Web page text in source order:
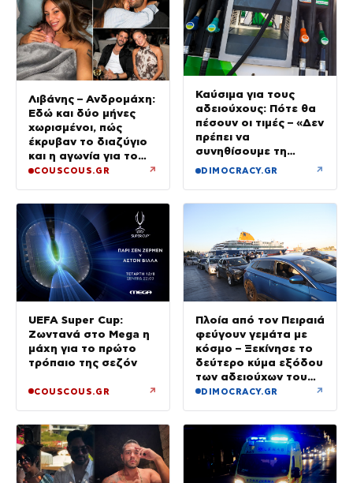
Λιβάνης – Ανδρομάχη:
Εδώ και δύο μήνες
χωρισμένοι, πώς
έκρυβαν το διαζύγιο
και η αγωνία για το
παιδί
COUSCOUS.GR ↗
Καύσιμα για τους
αδειούχους: Πότε θα
πέσουν οι τιμές – «Δεν
πρέπει να
συνηθίσουμε τη
βενζίνη στα 2 ευρώ»
DIMOCRACY.GR ↗
UEFA Super Cup:
Ζωντανά στο Mega η
μάχη για το πρώτο
τρόπαιο της σεζόν
COUSCOUS.GR ↗
Πλοία από τον Πειραιά
φεύγουν γεμάτα με
κόσμο – Ξεκίνησε το
δεύτερο κύμα εξόδου
των αδειούχων του
Αυγούστου
DIMOCRACY.GR ↗